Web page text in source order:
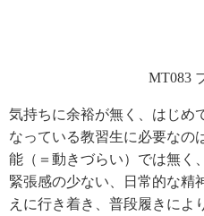
MT083
気持ちに余裕が無く、はじめ
なっている教習生に必要なの
能（＝動きづらい）では無く
緊張感の少ない、日常的な精
えに行き着き、普段履きによ